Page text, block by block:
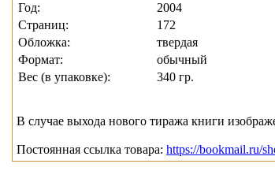
Год:
2004
Страниц:
172
Обложка:
твердая
Формат:
обычный
Вес (в упаковке):
340 гр.
В случае выхода нового тиража книги
Постоянная ссылка товара: https://bookmail.ru/